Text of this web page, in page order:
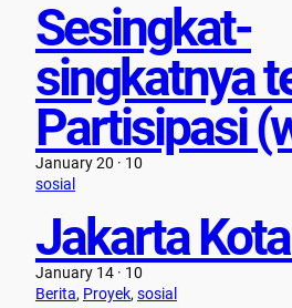
Sesingkat-
singkatnya
Partisipasi
January 20 · 10
sosial
Jakarta
January 14 · 10
Berita, Proyek, sosial